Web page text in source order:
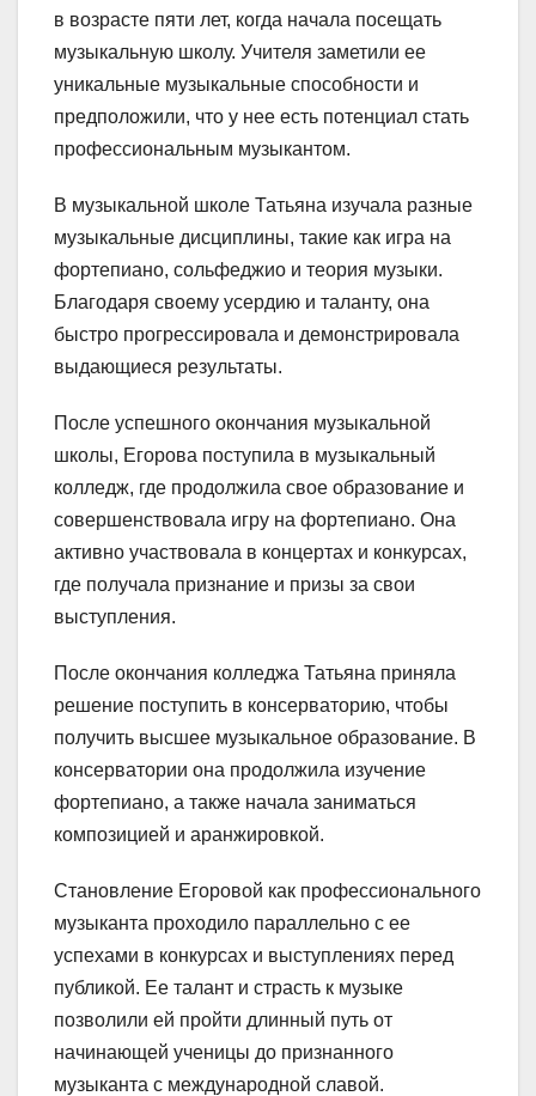
в возрасте пяти лет, когда начала посещать
музыкальную школу. Учителя заметили ее
уникальные музыкальные способности и
предположили, что у нее есть потенциал стать
профессиональным музыкантом.
В музыкальной школе Татьяна изучала разные
музыкальные дисциплины, такие как игра на
фортепиано, сольфеджио и теория музыки.
Благодаря своему усердию и таланту, она
быстро прогрессировала и демонстрировала
выдающиеся результаты.
После успешного окончания музыкальной
школы, Егорова поступила в музыкальный
колледж, где продолжила свое образование и
совершенствовала игру на фортепиано. Она
активно участвовала в концертах и конкурсах,
где получала признание и призы за свои
выступления.
После окончания колледжа Татьяна приняла
решение поступить в консерваторию, чтобы
получить высшее музыкальное образование. В
консерватории она продолжила изучение
фортепиано, а также начала заниматься
композицией и аранжировкой.
Становление Егоровой как профессионального
музыканта проходило параллельно с ее
успехами в конкурсах и выступлениях перед
публикой. Ее талант и страсть к музыке
позволили ей пройти длинный путь от
начинающей ученицы до признанного
музыканта с международной славой.